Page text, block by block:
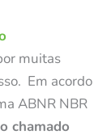
muitas
Em acordo
ABNR NBR
chamado